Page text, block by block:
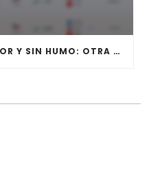
CON INFORMACIÓN, HUMOR Y SIN HUMO: OTRA VEZ NÚMERO 1